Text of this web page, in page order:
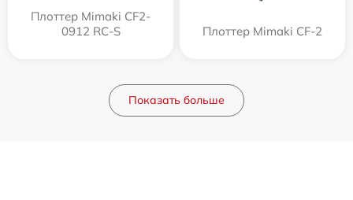
Плоттер Mimaki CF2-
0912 RC-S
Плоттер Mimaki CF-2
Показать больше